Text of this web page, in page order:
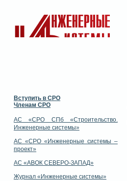
Вступить в СРО
Членам СРО
АС «СРО СПб «Строительство.
Инженерные системы»
АС «СРО «Инженерные системы –
проект»
АС «АВОК СЕВЕРО-ЗАПАД»
Журнал «Инженерные системы»